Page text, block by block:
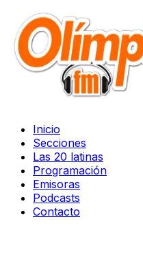
Inicio
Secciones
Las 20 latinas
Programación
Emisoras
Podcasts
Contacto